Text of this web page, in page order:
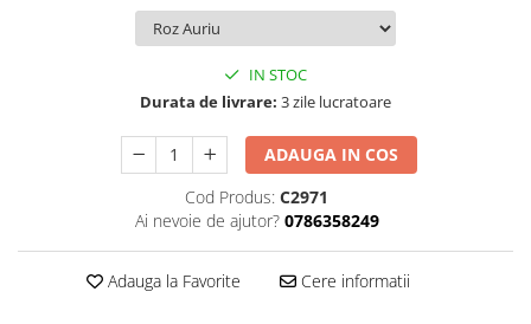
Hartie Copiator
Hartie Glasata
Instrumente de scris
IN STOC
Durata de livrare: 3 zile lucratoare
ADAUGA IN COS
Cod Produs: C2971
Ai nevoie de ajutor? 0786358249
Adauga la Favorite Cere informatii